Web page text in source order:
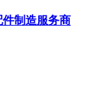
制造服务商